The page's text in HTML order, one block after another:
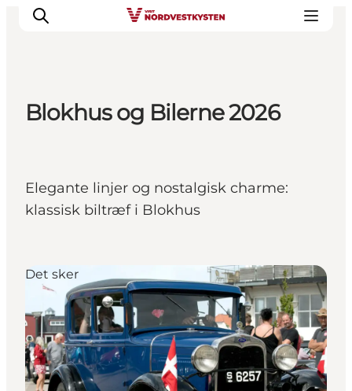
Handicapvenlig ferie
Events
Blokhus og Bilerne 2026
Elegante linjer og nostalgisk charme:
klassisk biltræf i Blokhus
Det sker